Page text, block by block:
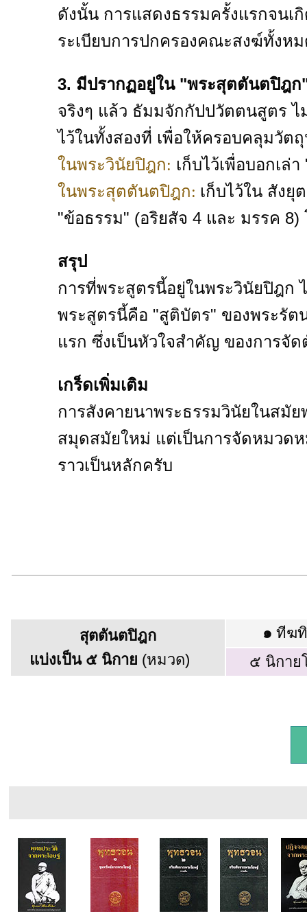
ดังนั้น การแสดงธรรมครั้งแรกจนเ
ระเบียบการปกครองคณะสงฆ์ทั้งห
3. มีปรากฏอยู่ใน "พระสุตตันตปิฎก
จริงๆ แล้ว ธัมมจักกัปปวัตตนสูตร
ไว้ในทั้งสองที่ เพื่อให้ครอบคลุมวัต
ในพระวินัยปิฎก: เก็บไว้เพื่อบอกเล่
ในพระสุตตันตปิฎก: เก็บไว้ใน สังยุ
"ข้อธรรม" (อริยสัจ 4 และ มรรค 8)
สรุป
การที่พระสูตรนี้อยู่ในพระวินัยปิฎก
พระสูตรนี้คือ "สูติบัตร" ของพระรัต
แรก ซึ่งเป็นหัวใจสำคัญ ของการจัด
เกร็ดเพิ่มเติม
การสังคายนาพระธรรมวินัยในสมั
สมุดสมัยใหม่ แต่เป็นการจัดหมวดห
ราวเป็นหลักครับ
สุตตันตปิฎก
แบ่งเป็น ๕ นิกาย (หมวด)
๑ ทีฆ
๕ นิกาย